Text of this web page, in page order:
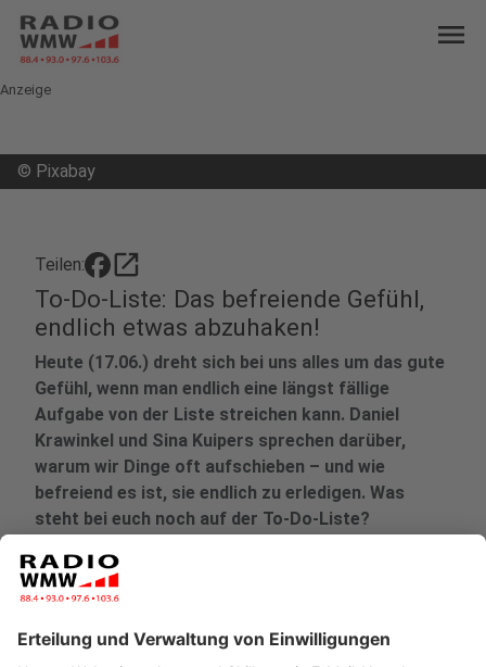
menu
Anzeige
© Pixabay
Teilen: open_in_new
To-Do-Liste: Das befreiende Gefühl,
endlich etwas abzuhaken!
Heute (17.06.) dreht sich bei uns alles um das gute
Gefühl, wenn man endlich eine längst fällige
Aufgabe von der Liste streichen kann. Daniel
Krawinkel und Sina Kuipers sprechen darüber,
warum wir Dinge oft aufschieben – und wie
befreiend es ist, sie endlich zu erledigen. Was
steht bei euch noch auf der To-Do-Liste?
Veröffentlicht: